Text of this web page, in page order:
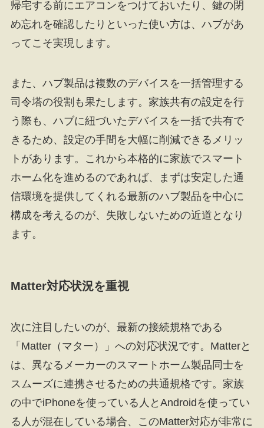
帰宅する前にエアコンをつけておいたり、鍵の閉
め忘れを確認したりといった使い方は、ハブがあ
ってこそ実現します。
また、ハブ製品は複数のデバイスを一括管理する
司令塔の役割も果たします。家族共有の設定を行
う際も、ハブに紐づいたデバイスを一括で共有で
きるため、設定の手間を大幅に削減できるメリッ
トがあります。これから本格的に家族でスマート
ホーム化を進めるのであれば、まずは安定した通
信環境を提供してくれる最新のハブ製品を中心に
構成を考えるのが、失敗しないための近道となり
ます。
Matter対応状況を重視
次に注目したいのが、最新の接続規格である
「Matter（マター）」への対応状況です。Matterと
は、異なるメーカーのスマートホーム製品同士を
スムーズに連携させるための共通規格です。家族
の中でiPhoneを使っている人とAndroidを使ってい
る人が混在している場合、このMatter対応が非常に